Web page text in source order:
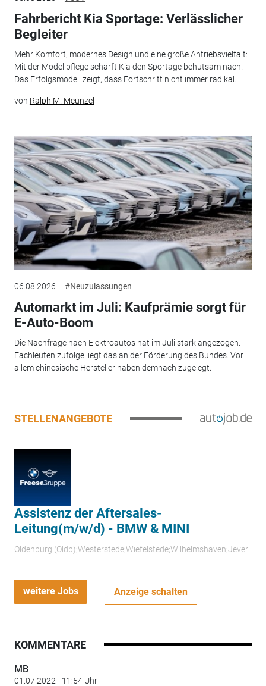
Fahrbericht Kia Sportage: Verlässlicher
Begleiter
Mehr Komfort, modernes Design und eine große Antriebsvielfalt:
Mit der Modellpflege schärft Kia den Sportage behutsam nach.
Das Erfolgsmodell zeigt, dass Fortschritt nicht immer radikal...
von Ralph M. Meunzel
06.08.2026 #Neuzulassungen
Automarkt im Juli: Kaufprämie sorgt für
E-Auto-Boom
Die Nachfrage nach Elektroautos hat im Juli stark angezogen.
Fachleuten zufolge liegt das an der Förderung des Bundes. Vor
allem chinesische Hersteller haben demnach zugelegt.
STELLENANGEBOTE
Assistenz der Aftersales-
Leitung(m/w/d) - BMW & MINI
Oldenburg (Oldb);Westerstede;Wiefelstede;Wilhelmshaven;Jever
weitere Jobs Anzeige schalten
KOMMENTARE
MB
01.07.2022 - 11:54 Uhr